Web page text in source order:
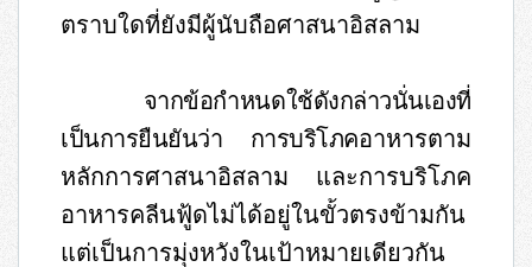
ตราบใดที่ยังมีผู้นับถือศาสนาอิสลาม
จากข้อกำหนดใช้ดังกล่าวนั่นเองที่
เป็นการยืนยันว่า การบริโภคอาหารตาม
หลักการศาสนาอิสลาม และการบริโภค
อาหารคลีนฟู้ดไม่ได้อยู่ในขั้วตรงข้ามกัน
แต่เป็นการมุ่งหวังในเป้าหมายเดียวกัน